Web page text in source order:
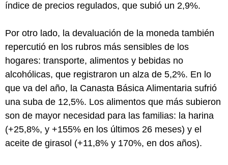
índice de precios regulados, que subió un 2,9%.
Por otro lado, la devaluación de la moneda también
repercutió en los rubros más sensibles de los
hogares: transporte, alimentos y bebidas no
alcohólicas, que registraron un alza de 5,2%. En lo
que va del año, la Canasta Básica Alimentaria sufrió
una suba de 12,5%. Los alimentos que más subieron
son de mayor necesidad para las familias: la harina
(+25,8%, y +155% en los últimos 26 meses) y el
aceite de girasol (+11,8% y 170%, en dos años).